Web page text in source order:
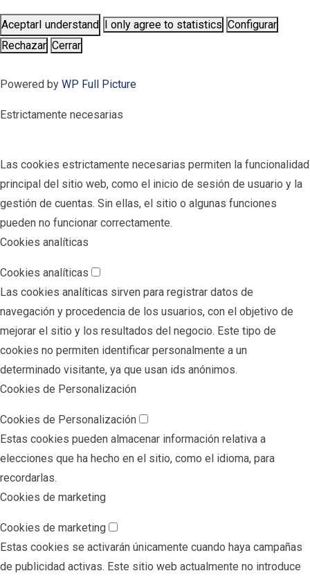
AceptarI understand I only agree to statistics Configurar
Rechazar Cerrar
Powered by WP Full Picture
Estrictamente necesarias
Las cookies estrictamente necesarias permiten la funcionalidad
principal del sitio web, como el inicio de sesión de usuario y la
gestión de cuentas. Sin ellas, el sitio o algunas funciones
pueden no funcionar correctamente.
Cookies analíticas
Cookies analíticas
Las cookies analíticas sirven para registrar datos de
navegación y procedencia de los usuarios, con el objetivo de
mejorar el sitio y los resultados del negocio. Este tipo de
cookies no permiten identificar personalmente a un
determinado visitante, ya que usan ids anónimos.
Cookies de Personalización
Cookies de Personalización
Estas cookies pueden almacenar información relativa a
elecciones que ha hecho en el sitio, como el idioma, para
recordarlas.
Cookies de marketing
Cookies de marketing
Estas cookies se activarán únicamente cuando haya campañas
de publicidad activas. Este sitio web actualmente no introduce